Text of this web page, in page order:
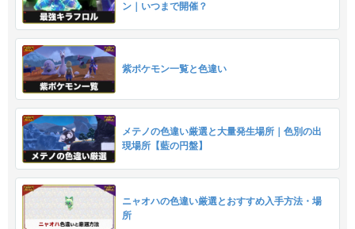
ン｜いつまで開催？
紫ポケモン一覧と色違い
メテノの色違い厳選と大量発生場所｜色別の出
現場所【藍の円盤】
ニャオハの色違い厳選とおすすめ入手方法・場
所